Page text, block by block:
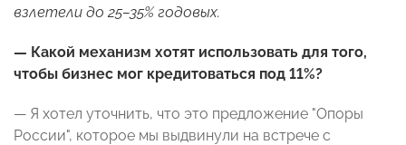
взлетели до 25–35% годовых.
— Какой механизм хотят использовать для того,
чтобы бизнес мог кредитоваться под 11%?
— Я хотел уточнить, что это предложение "Опоры
России", которое мы выдвинули на встрече с